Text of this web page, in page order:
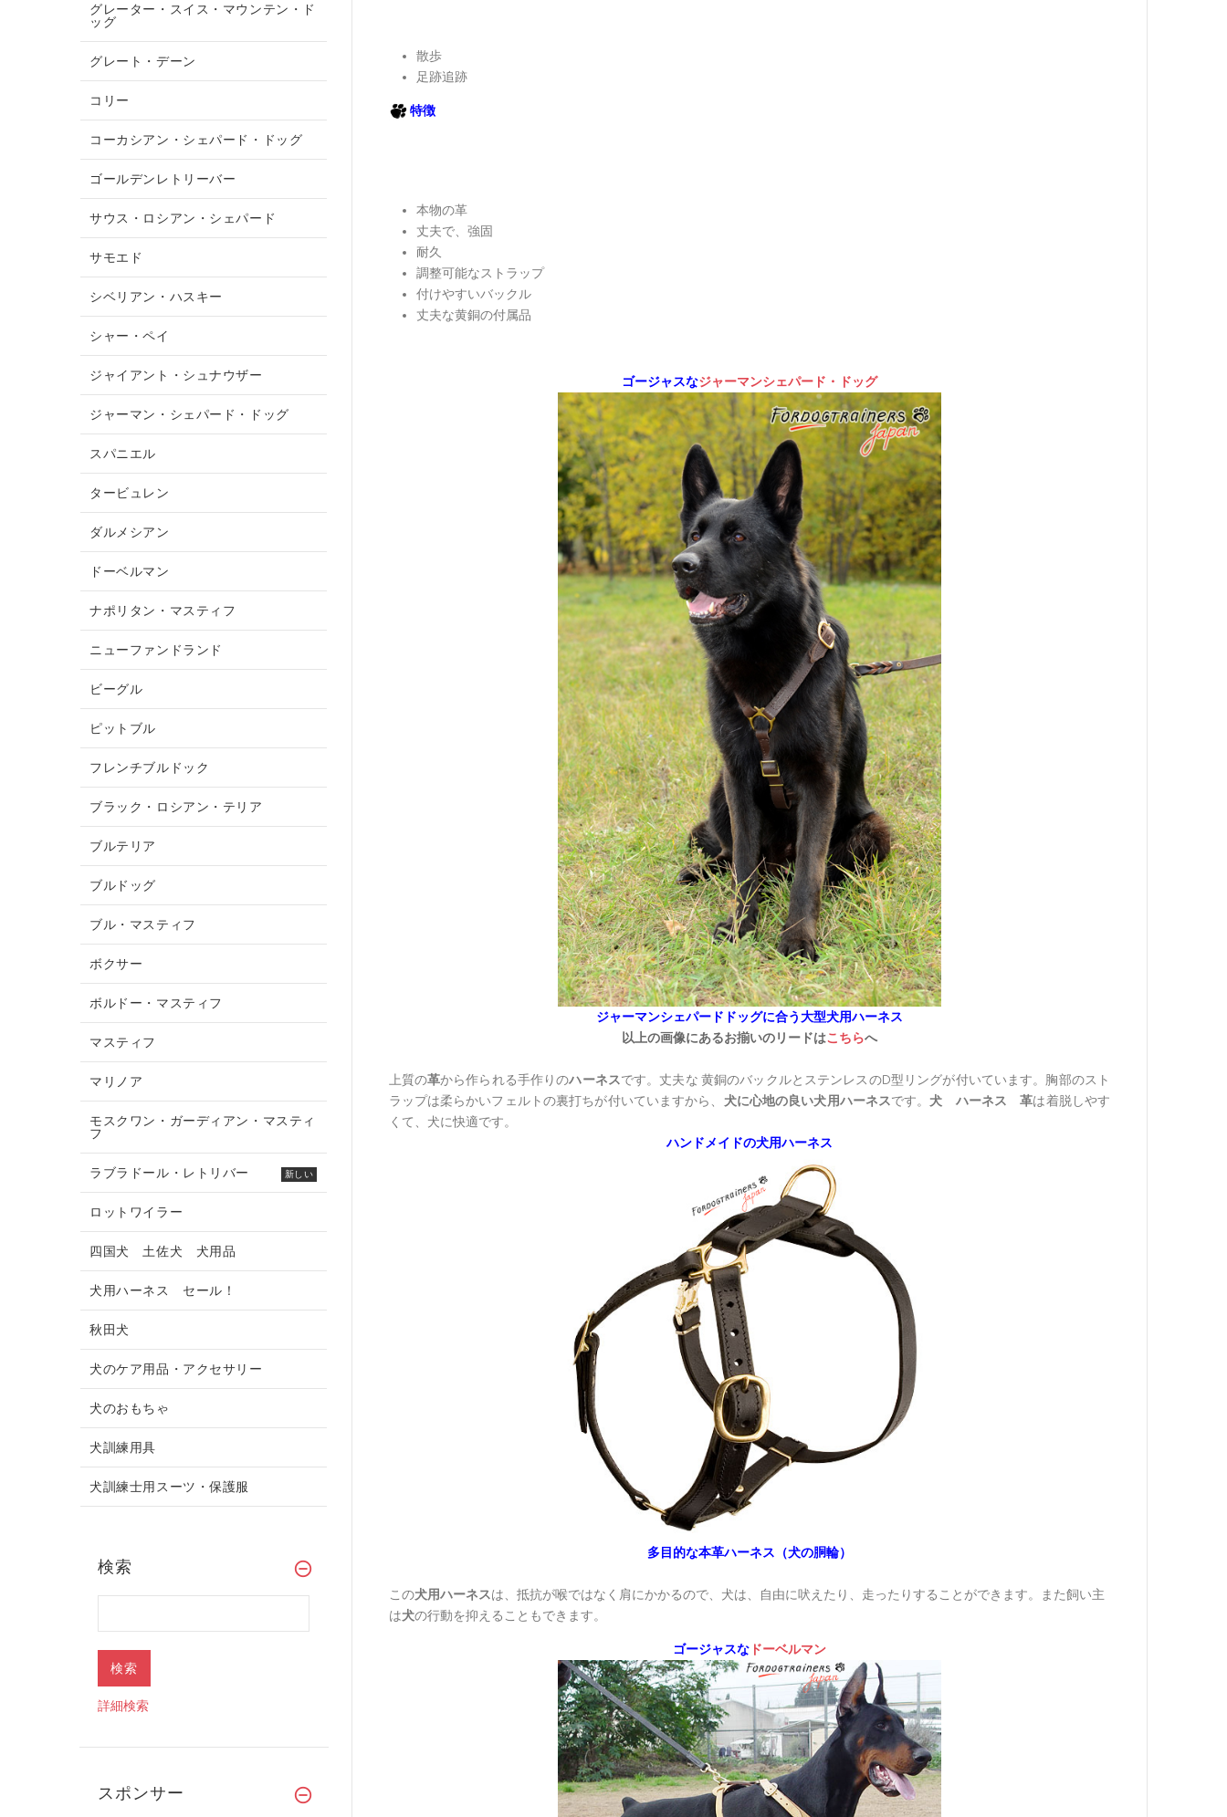
散歩
足跡追跡
特徴
本物の革
丈夫で、強固
耐久
調整可能なストラップ
付けやすいバックル
丈夫な黄銅の付属品
ゴージャスなジャーマンシェパード・ドッグ
ジャーマンシェパードドッグに合う大型犬用ハーネス
以上の画像にあるお揃いのリードはこちらへ
上質の革から作られる手作りのハーネスです。丈夫な 黄銅のバックルとステンレスのD型リングが付いています。胸部のスト
ラップは柔らかいフェルトの裏打ちが付いていますから、 犬に心地の良い犬用ハーネスです。 犬 ハーネス 革は着脱しやす
くて、犬に快適です。
ハンドメイドの犬用ハーネス
多目的な本革ハーネス（犬の胴輪）
この犬用ハーネスは、抵抗が喉ではなく肩にかかるので、犬は、自由に吠えたり、走ったりすることができます。また飼い主
は犬の行動を抑えることもできます。
ゴージャスなドーベルマン
グレーター・スイス・マウンテン・ド
ッグ
グレート・デーン
コリー
コーカシアン・シェパード・ドッグ
ゴールデンレトリーバー
サウス・ロシアン・シェパード
サモエド
シベリアン・ハスキー
シャー・ペイ
ジャイアント・シュナウザー
ジャーマン・シェパード・ドッグ
スパニエル
タービュレン
ダルメシアン
ドーベルマン
ナポリタン・マスティフ
ニューファンドランド
ビーグル
ピットブル
フレンチブルドック
ブラック・ロシアン・テリア
ブルテリア
ブルドッグ
ブル・マスティフ
ボクサー
ボルドー・マスティフ
マスティフ
マリノア
モスクワン・ガーディアン・マスティ
フ
ラブラドール・レトリバー 新しい
ロットワイラー
四国犬 土佐犬 犬用品
犬用ハーネス セール！
秋田犬
犬のケア用品・アクセサリー
犬のおもちゃ
犬訓練用具
犬訓練士用スーツ・保護服
検索
詳細検索
スポンサー